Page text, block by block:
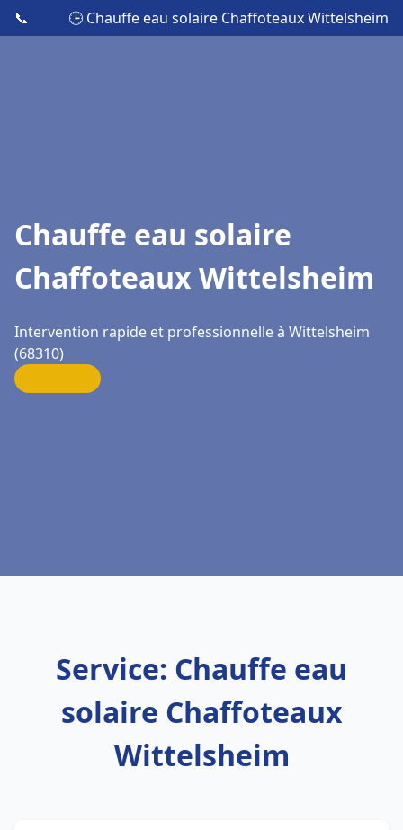
📞 🕒 Chauffe eau solaire Chaffoteaux Wittelsheim
Chauffe eau solaire
Chaffoteaux Wittelsheim
Intervention rapide et professionnelle à Wittelsheim
(68310)
Service: Chauffe eau
solaire Chaffoteaux
Wittelsheim